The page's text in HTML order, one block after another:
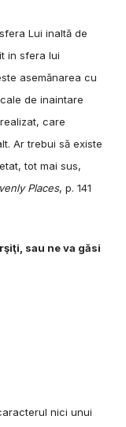
Lui inaltă de
in sfera lui
asemănarea cu
de inaintare
care
Ar trebui să existe
tot mai sus,
Places, p. 141
sau ne va găsi
nici unui